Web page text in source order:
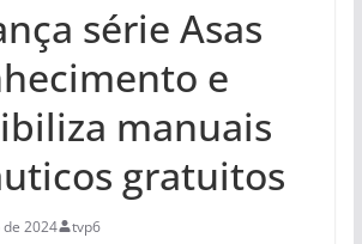
série Asas
e
manuais
gratuitos
2024 tvp6